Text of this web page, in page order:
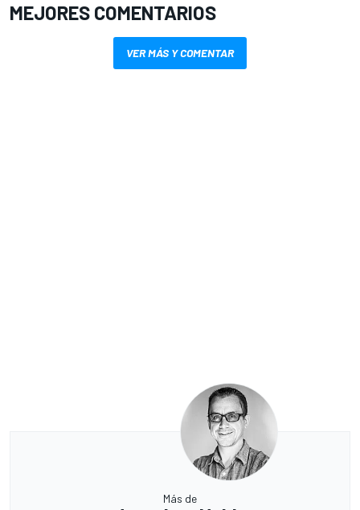
MEJORES COMENTARIOS
VER MÁS Y COMENTAR
Más de